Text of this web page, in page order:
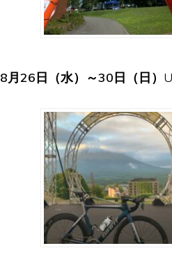
8月26日（水）～30日（日）